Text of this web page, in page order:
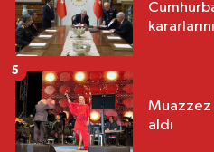
Muazzez
aldı
5